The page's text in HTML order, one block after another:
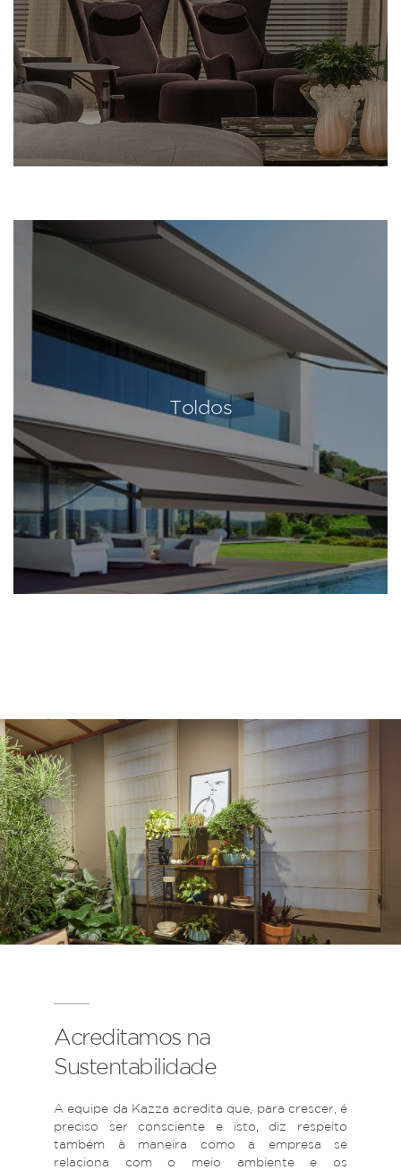
Toldos
Acreditamos na
Sustentabilidade
A equipe da Kazza acredita que, para crescer, é
preciso ser consciente e isto, diz respeito
também à maneira como a empresa se
relaciona com o meio ambiente e os